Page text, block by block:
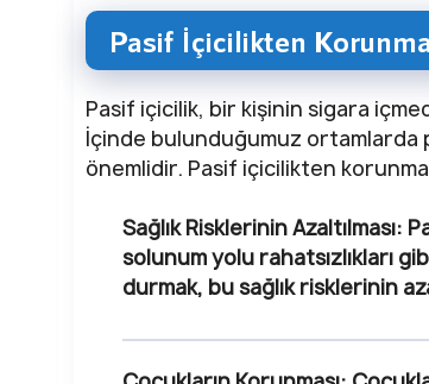
Pasif İçicilikten
Pasif içicilik, bir kişinin sigara
İçinde bulunduğumuz ortamlarda
önemlidir. Pasif içicilikten
Sağlık Risklerinin Azaltılması:
solunum yolu rahatsızlıkları
durmak, bu sağlık risklerinin